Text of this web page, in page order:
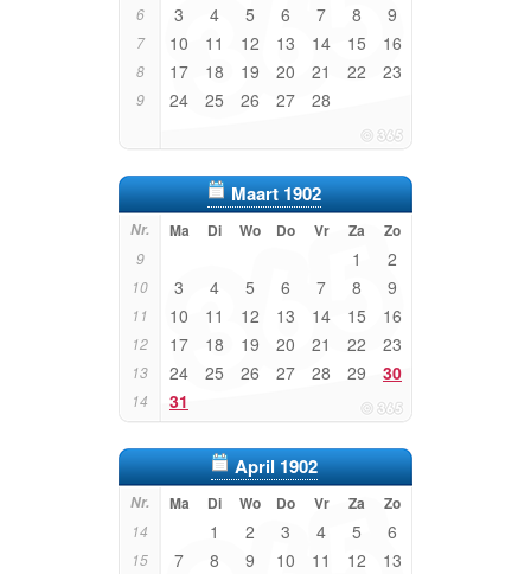
6 3 4 5 6 7 8 9
7 10 11 12 13 14 15 16
8 17 18 19 20 21 22 23
9 24 25 26 27 28
Maart 1902
Nr. Ma Di Wo Do Vr Za Zo
9 1 2
10 3 4 5 6 7 8 9
11 10 11 12 13 14 15 16
12 17 18 19 20 21 22 23
13 24 25 26 27 28 29 30
14 31
April 1902
Nr. Ma Di Wo Do Vr Za Zo
14 1 2 3 4 5 6
15 7 8 9 10 11 12 13